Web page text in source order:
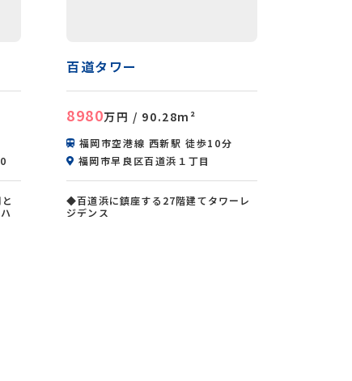
百道タワー
8980万円 / 90.28m²
福岡市空港線 西新駅 徒歩10分
福岡市早良区百道浜１丁目
◆百道浜に鎮座する27階建てタワーレ
ジデンス